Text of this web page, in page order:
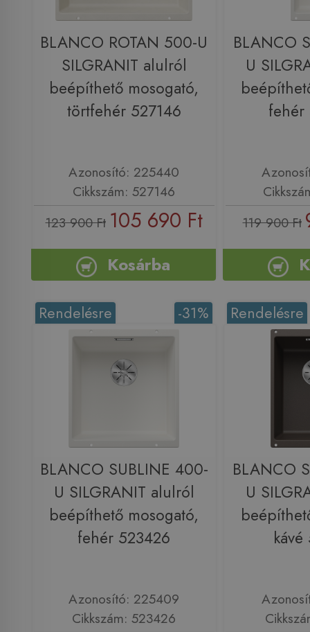
BLANCO ROTAN 500-U
SILGRANIT alulról
beépíthető mosogató,
törtfehér 527146
Azonosító: 225440
Cikkszám: 527146
123 900 Ft 105 690 Ft
Kosárba
BLANCO
U
119 900 Ft
-31%
Rendelésre
BLANCO SUBLINE 400-
U SILGRANIT alulról
beépíthető mosogató,
fehér 523426
Azonosító: 225409
Cikkszám: 523426
Rendelésre
BLANCO
U